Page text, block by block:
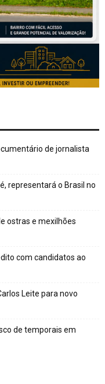
de jornalista
representará o Brasil no
ostras e mexilhões
com candidatos ao
Leite para novo
de temporais em